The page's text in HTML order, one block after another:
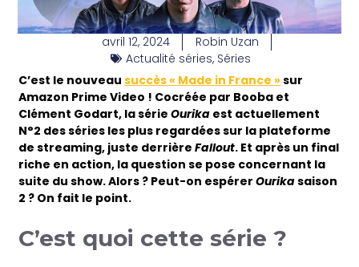
avril 12, 2024
Robin Uzan
Actualité séries, Séries
C’est le nouveausuccès « Made in France »sur
Amazon Prime Video ! Cocréée par Booba et
Clément Godart, la sérieOurika est actuellement
N°2 des séries les plus regardées sur la plateforme
de streaming, juste derrièreFallout. Et après un final
riche en action, la question se pose concernant la
suite du show. Alors ? Peut-on espérerOurikasaison
2 ? On fait le point.
C’est quoi cette série ?